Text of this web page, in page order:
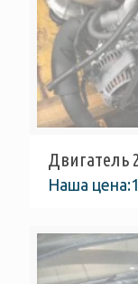
Двигатель
Наша цена: